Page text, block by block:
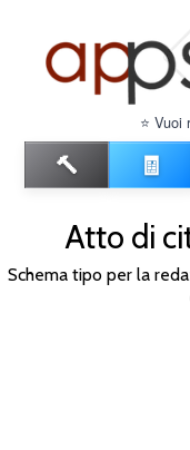
⭐
🔨 🧾
Atto di
Schema tipo per la